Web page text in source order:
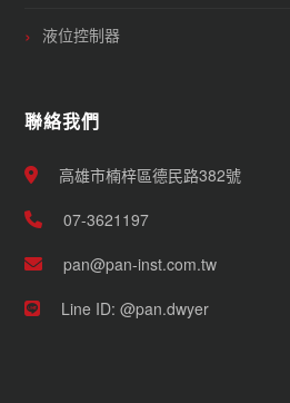
液位控制器
聯絡我們
高雄市楠梓區德民路382號
07-3621197
pan@pan-inst.com.tw
Line ID: @pan.dwyer